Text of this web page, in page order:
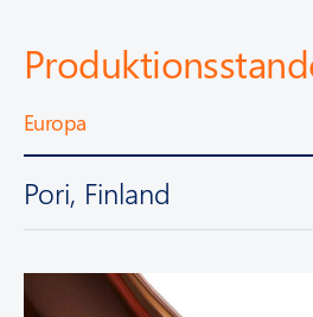
Europa
Pori, Finland